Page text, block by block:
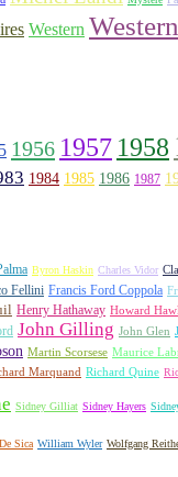
Western
1956 1957 1958
1984 1985 1986 1987
Byron Haskin Charles Vidor
Fellini Francis Ford Coppola
Henry Hathaway Howard
John Gilling John Glen
Martin Scorsese Maurice
Marquand Richard Quine
Sidney Gilliat Sidney Hayers
Sica William Wyler Wolfgang